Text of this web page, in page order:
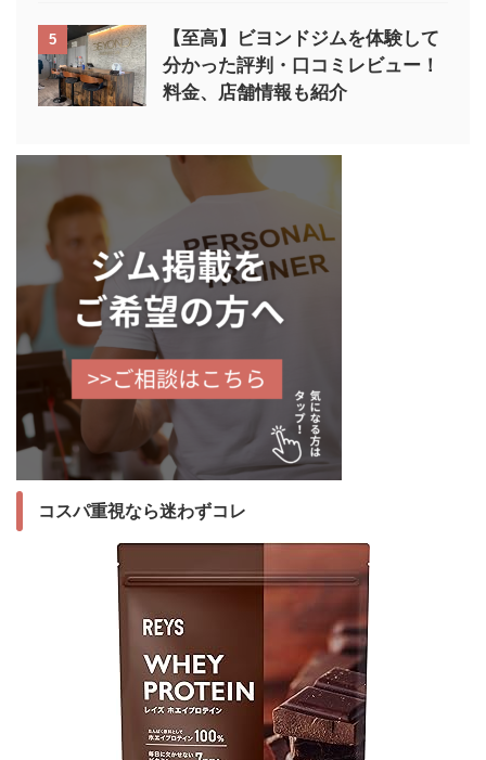
5
【至高】ビヨンドジムを体験して
分かった評判・口コミレビュー！
料金、店舗情報も紹介
コスパ重視なら迷わずコレ